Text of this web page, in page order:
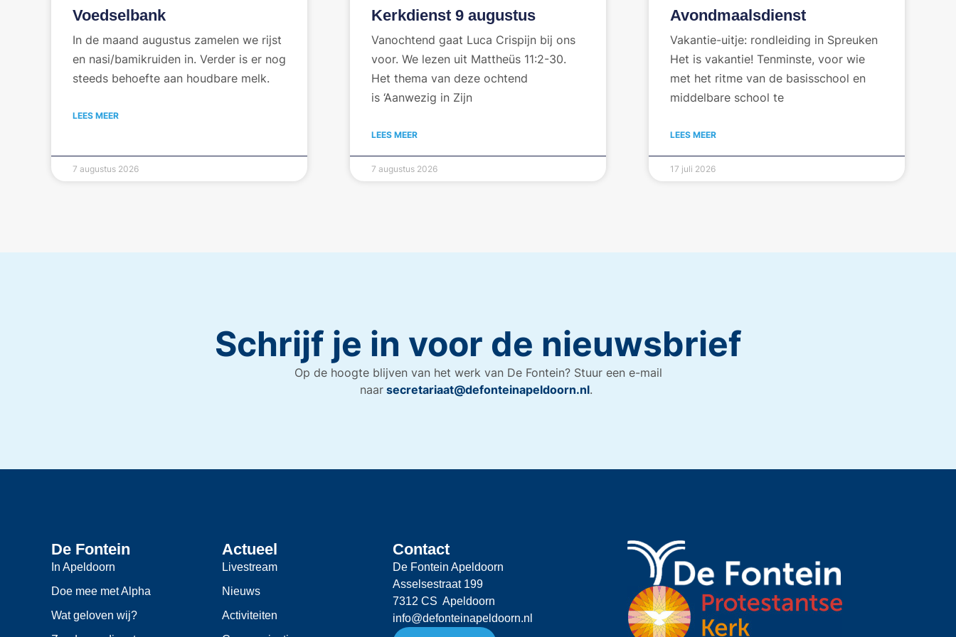
Voedselbank
In de maand augustus zamelen we rijst
en nasi/bamikruiden in. Verder is er nog
steeds behoefte aan houdbare melk.
LEES MEER
7 augustus 2026
Kerkdienst 9 augustus
Vanochtend gaat Luca Crispijn bij ons
voor. We lezen uit Mattheüs 11:2-30.
Het thema van deze ochtend
is ‘Aanwezig in Zijn
LEES MEER
7 augustus 2026
Avondmaalsdienst
Vakantie-uitje: rondleiding in Spreuken
Het is vakantie! Tenminste, voor wie
met het ritme van de basisschool en
middelbare school te
LEES MEER
17 juli 2026
Schrijf je in voor de nieuwsbrief
Op de hoogte blijven van het werk van De Fontein? Stuur een e-mail
naar secretariaat@defonteinapeldoorn.nl.
De Fontein
In Apeldoorn
Doe mee met Alpha
Wat geloven wij?
Actueel
Livestream
Nieuws
Activiteiten
Contact
De Fontein Apeldoorn
Asselsestraat 199
7312 CS Apeldoorn
info@defonteinapeldoorn.nl